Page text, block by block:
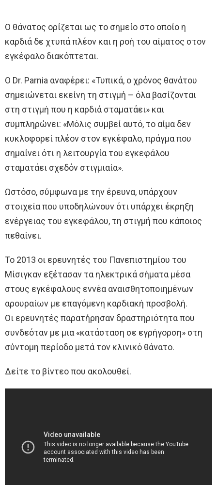
Ο θάνατος ορίζεται ως το σημείο στο οποίο η
καρδιά δε χτυπά πλέον και η ροή του αίματος στον
εγκέφαλο διακόπτεται.
Ο Dr. Parnia αναφέρει: «Τυπικά, ο χρόνος θανάτου
σημειώνεται εκείνη τη στιγμή – όλα βασίζονται
στη στιγμή που η καρδιά σταματάει» και
συμπληρώνει: «Μόλις συμβεί αυτό, το αίμα δεν
κυκλοφορεί πλέον στον εγκέφαλο, πράγμα που
σημαίνει ότι η λειτουργία του εγκεφάλου
σταματάει σχεδόν στιγμιαία».
Ωστόσο, σύμφωνα με την έρευνα, υπάρχουν
στοιχεία που υποδηλώνουν ότι υπάρχει έκρηξη
ενέργειας του εγκεφάλου, τη στιγμή που κάποιος
πεθαίνει.
Το 2013 οι ερευνητές του Πανεπιστημίου του
Μίσιγκαν εξέτασαν τα ηλεκτρικά σήματα μέσα
στους εγκέφαλους εννέα αναισθητοποιημένων
αρουραίων με επαγόμενη καρδιακή προσβολή.
Οι ερευνητές παρατήρησαν δραστηριότητα που
συνδεόταν με μια «κατάσταση σε εγρήγορση» στη
σύντομη περίοδο μετά τον κλινικό θάνατο.
Δείτε το βίντεο που ακολουθεί.